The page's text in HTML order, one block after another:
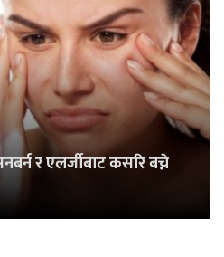
र एलर्जीबाट कसरि बच्ने